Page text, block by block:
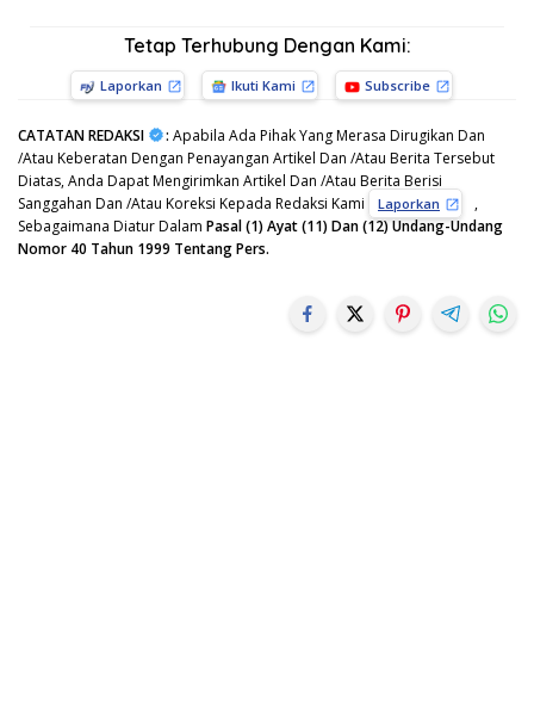
Tetap Terhubung Dengan Kami:
Laporkan Ikuti Kami Subscribe
CATATAN REDAKSI : Apabila Ada Pihak Yang Merasa Dirugikan Dan
/Atau Keberatan Dengan Penayangan Artikel Dan /Atau Berita Tersebut
Diatas, Anda Dapat Mengirimkan Artikel Dan /Atau Berita Berisi
Sanggahan Dan /Atau Koreksi Kepada Redaksi Kami
Laporkan
,
Sebagaimana Diatur Dalam Pasal (1) Ayat (11) Dan (12) Undang-Undang
Nomor 40 Tahun 1999 Tentang Pers.